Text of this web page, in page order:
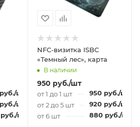
руб./шт
руб./шт
руб./шт
NFC-визитка ISBC
«Темный лес», карта
В наличии
950 руб./шт
от 1 до 1 шт 950руб./шт
от 2 до 5 шт
920руб./шт
от 6 шт
880руб./шт